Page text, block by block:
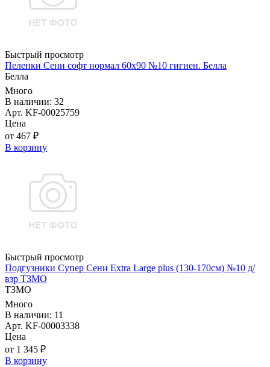
Быстрый просмотр
Пеленки Сени софт нормал 60х90 №10 гигиен. Белла
Белла
Много
В наличии: 32
Арт. KF-00025759
Цена
от 467 ₽
В корзину
Быстрый просмотр
Подгузники Супер Сени Extra Large plus (130-170см) №10 д/
взр ТЗМО
ТЗМО
Много
В наличии: 11
Арт. KF-00003338
Цена
от 1 345 ₽
В корзину